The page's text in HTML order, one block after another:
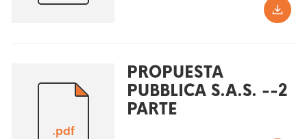
.pdf
PROPUESTA
PUBBLICA S.A.S. --2
PARTE